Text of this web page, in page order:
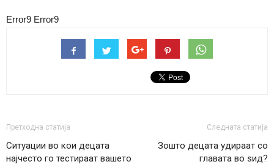
Error9 Error9
Претходна статија
Ситуации во кои децата
најчесто го тестираат вашето
Следната статија
Зошто децата удираат со
главата во ѕид?